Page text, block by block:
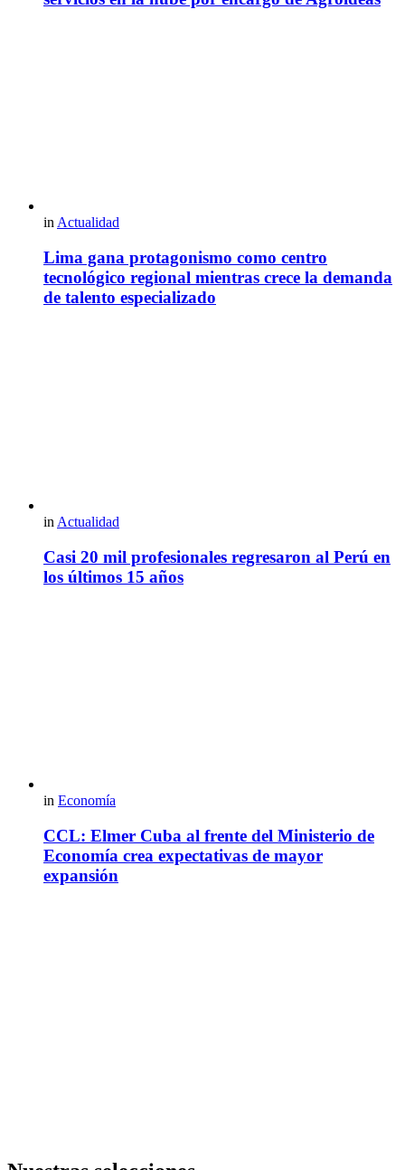
inActualidad
Lima gana protagonismo como centro
tecnológico regional mientras crece la demanda
de talento especializado
in Actualidad
Casi 20 mil profesionales regresaron al Perú en
los últimos 15 años
in Economía
CCL: Elmer Cuba al frente del Ministerio de
Economía crea expectativas de mayor
expansión